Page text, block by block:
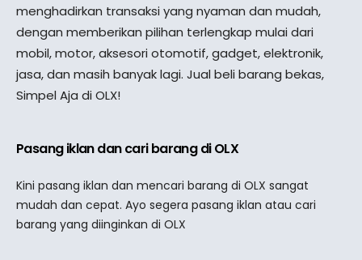
menghadirkan transaksi yang nyaman dan mudah,
dengan memberikan pilihan terlengkap mulai dari
mobil, motor, aksesori otomotif, gadget, elektronik,
jasa, dan masih banyak lagi. Jual beli barang bekas,
Simpel Aja di OLX!
Pasang iklan dan cari barang di OLX
Kini pasang iklan dan mencari barang di OLX sangat
mudah dan cepat. Ayo segera pasang iklan atau cari
barang yang diinginkan di OLX